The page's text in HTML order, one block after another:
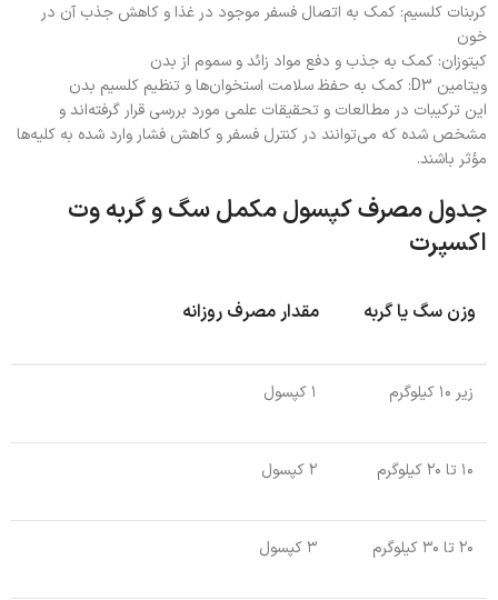
کربنات کلسیم: کمک به اتصال فسفر موجود در غذا و کاهش جذب آن در
خون
کیتوزان: کمک به جذب و دفع مواد زائد و سموم از بدن
ویتامین D3: کمک به حفظ سلامت استخوان‌ها و تنظیم کلسیم بدن
این ترکیبات در مطالعات و تحقیقات علمی مورد بررسی قرار گرفته‌اند و
مشخص شده که می‌توانند در کنترل فسفر و کاهش فشار وارد شده به کلیه‌ها
مؤثر باشند.
جدول مصرف کپسول مکمل سگ و گربه وت
اکسپرت
وزن سگ یا گربه مقدار مصرف روزانه
زیر ۱۰ کیلوگرم ۱ کپسول
۱۰ تا ۲۰ کیلوگرم ۲ کپسول
۲۰ تا ۳۰ کیلوگرم ۳ کپسول